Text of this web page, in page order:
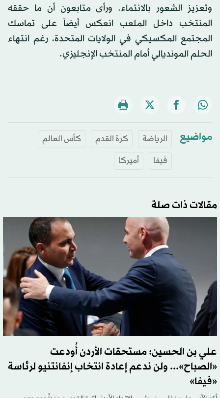
وتعزيز الشعور بالانتماء. ورأى متابعون أن ما حققه
المنتخب داخل الملعب انعكس أيضاً على تماسك
المجتمع المكسيكي في الولايات المتحدة، رغم انتهاء
الحلم المونديالي أمام المنتخب الإنجليزي.
مواضيع الرياضة كرة القدم
كأس العالم
فيفا
أميركا
مقالات ذات صلة
علي بن الحسين: مستحقات الأردن أُودعت
«الصباح»... ولن ندعم إعادة انتخاب إنفانتنيو لرئاسة
«فيفا»